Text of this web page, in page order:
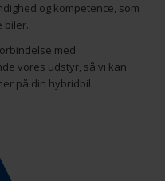
og kompetence, som
biler.
med
vores udstyr, så vi kan
på din hybridbil.